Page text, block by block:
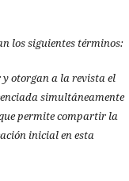
los siguientes términos:
y otorgan a la revista el
simultáneamente
permite compartir la
inicial en esta